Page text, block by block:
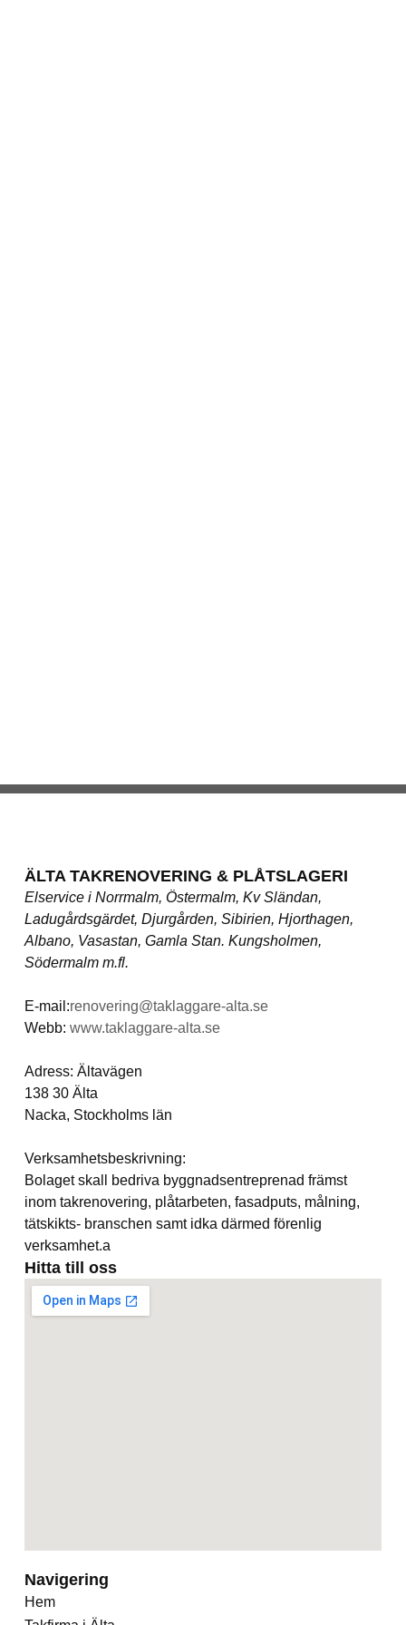
ÄLTA TAKRENOVERING & PLÅTSLAGERI
Elservice i Norrmalm, Östermalm, Kv Sländan,
Ladugårdsgärdet, Djurgården, Sibirien, Hjorthagen,
Albano, Vasastan, Gamla Stan. Kungsholmen,
Södermalm m.fl.
E-mail:renovering@taklaggare-alta.se
Webb: www.taklaggare-alta.se
Adress: Ältavägen
138 30 Älta
Nacka, Stockholms län
Verksamhetsbeskrivning:
Bolaget skall bedriva byggnadsentreprenad främst
inom takrenovering, plåtarbeten, fasadputs, målning,
tätskikts- branschen samt idka därmed förenlig
verksamhet.a
Hitta till oss
Navigering
Hem